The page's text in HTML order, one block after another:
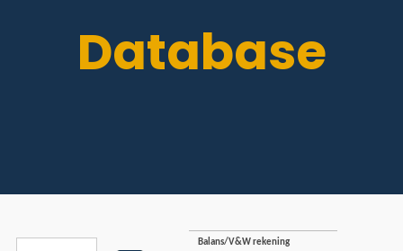
Database
Balans/V&W rekening